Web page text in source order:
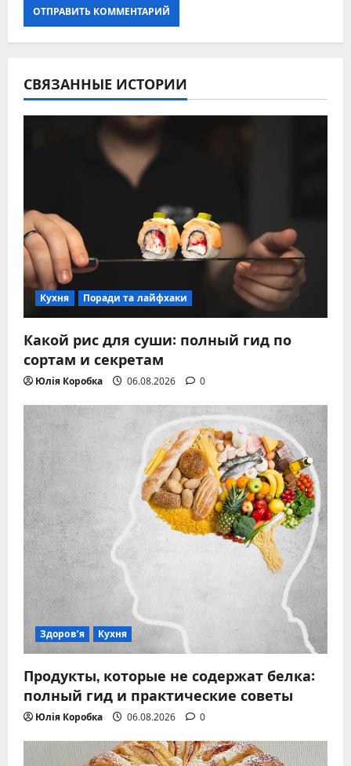
СВЯЗАННЫЕ ИСТОРИИ
Кухня Поради та лайфхаки
Какой рис для суши: полный гид по
сортам и секретам
Юлія Коробка 06.08.2026 0
Здоров’я Кухня
Продукты, которые не содержат белка:
полный гид и практические советы
Юлія Коробка 06.08.2026 0